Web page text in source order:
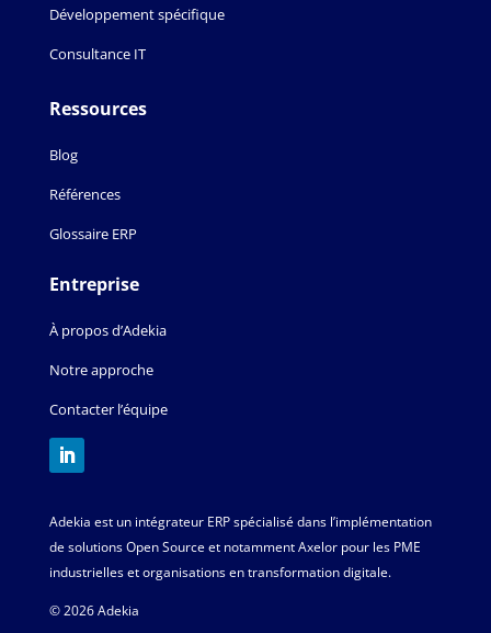
Développement spécifique
Consultance IT
Ressources
Blog
Références
Glossaire ERP
Entreprise
À propos d’Adekia
Notre approche
Contacter l’équipe
Adekia est un intégrateur ERP spécialisé dans l’implémentation
de solutions Open Source et notamment Axelor pour les PME
industrielles et organisations en transformation digitale.
© 2026 Adekia